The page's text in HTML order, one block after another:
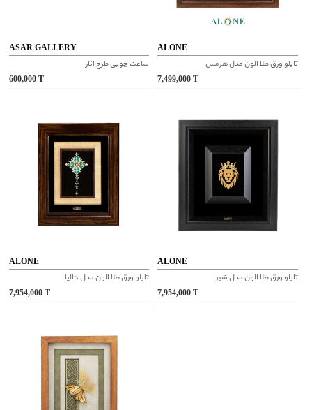
ASAR GALLERY
ساعت چوبی طرح انار
600,000T
ALONE
تابلو ورق طلا الون مدل هرمس
7,499,000 T
ALONE
تابلو ورق طلا الون مدل دالیا
7,954,000T
ALONE
تابلو ورق طلا الون مدل شیر
7,954,000 T